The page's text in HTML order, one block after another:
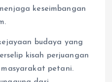
keseimbangan
budaya yang
kisah perjuangan
petani.